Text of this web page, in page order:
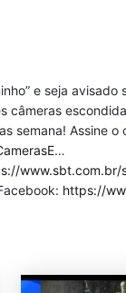
e seja
câmeras
semana! Assine
…
https://